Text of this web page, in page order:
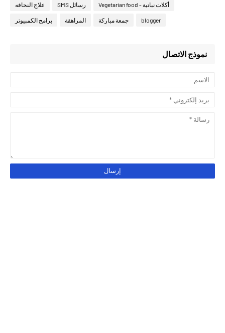
علاج النحافه رسائل SMS أكلات نباتية - Vegetarian food
برامج الكمبيوتر المراهقة جمعة مباركة blogger
نموذج الاتصال